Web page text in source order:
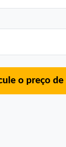
o preço de